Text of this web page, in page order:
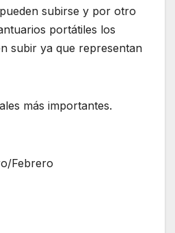
subirse y por otro
portátiles los
subir ya que representan
más importantes.
Febrero